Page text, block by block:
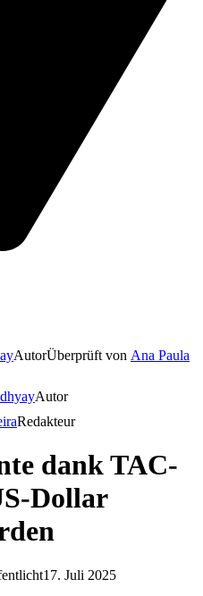
AutorÜberprüft von Ana Paula
Autor
Redakteur
dank TAC-
Dollar
17. Juli 2025